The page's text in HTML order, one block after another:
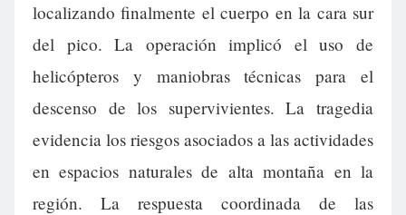
localizando finalmente el cuerpo en la cara sur
del pico. La operación implicó el uso de
helicópteros y maniobras técnicas para el
descenso de los supervivientes. La tragedia
evidencia los riesgos asociados a las actividades
en espacios naturales de alta montaña en la
región. La respuesta coordinada de las